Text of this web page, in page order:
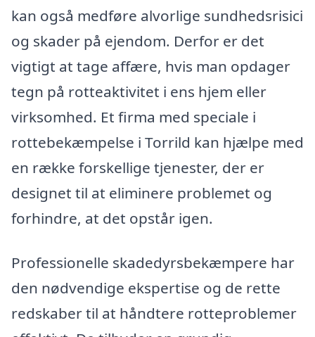
kan også medføre alvorlige sundhedsrisici
og skader på ejendom. Derfor er det
vigtigt at tage affære, hvis man opdager
tegn på rotteaktivitet i ens hjem eller
virksomhed. Et firma med speciale i
rottebekæmpelse i Torrild kan hjælpe med
en række forskellige tjenester, der er
designet til at eliminere problemet og
forhindre, at det opstår igen.
Professionelle skadedyrsbekæmpere har
den nødvendige ekspertise og de rette
redskaber til at håndtere rotteproblemer